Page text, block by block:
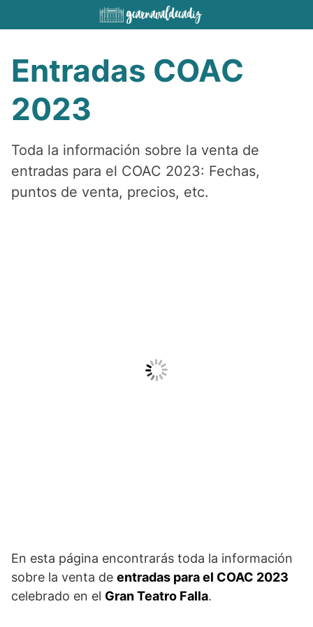
Entradas COAC
2023
Toda la información sobre la venta de
entradas para el COAC 2023: Fechas,
puntos de venta, precios, etc.
En esta página encontrarás toda la información
sobre la venta de entradas para el COAC 2023
celebrado en el Gran Teatro Falla.